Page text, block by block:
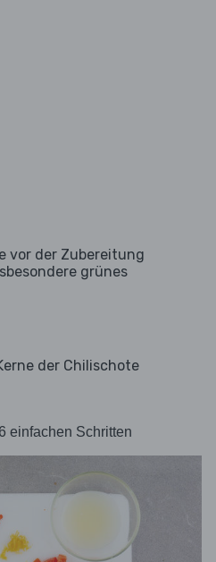
vor der Zubereitung
grünes
der Chilischote
einfachen Schritten